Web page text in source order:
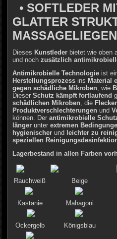
• SOFTLEDER
GLATTER
Dieses Kunstleder bietet wie oben
und nochzusätzlich
Antimikrobielle Technologie ist
Herstellungsprozess ins Material
gegen schädliche Mikroben , wie
DieserSchutz kämpft fortlaufend
schädlichen Mikroben , die
Produktverschlechterungen und
können. Derantimikrobielle
länger unterextremen
hygienischer und leichter zu
speziellen
Lagerbestand in allen Farben
Rauchweiß Beige
Kastanie Mahagoni
Ockergelb Königsblau